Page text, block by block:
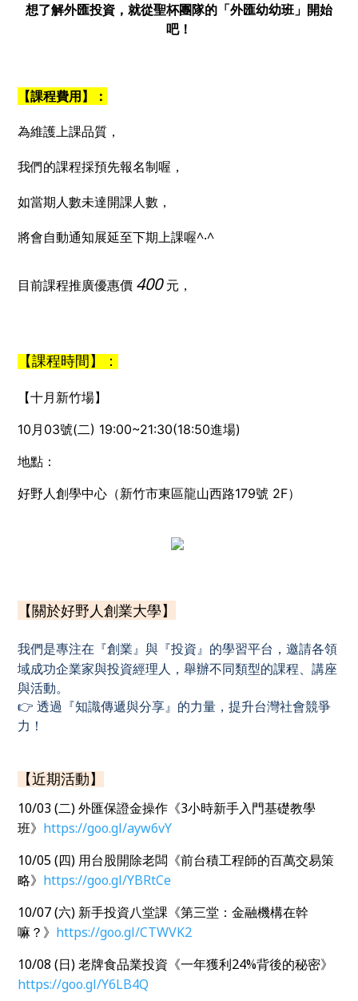
想了解外匯投資，就從聖杯團隊的「外匯幼幼班」開始
吧！
【課程費用】：
為維護上課品質，
我們的課程採預先報名制喔，
如當期人數未達開課人數，
將會自動通知展延至下期上課喔^‧^
目前課程推廣優惠價 400元，
【課程時間】：
【十月新竹場】
10月03號(二) 19:00~21:30(18:50進場)
地點：
好野人創學中心（新竹市東區龍山西路179號 2F）
【關於好野人創業大學】
我們是專注在『創業』與『投資』的學習平台，邀請各領
域成功企業家與投資經理人，舉辦不同類型的課程、講座
與活動。
👉透過『知識傳遞與分享』的力量，提升台灣社會競爭
力！
【近期活動】
10/03 (二)外匯保證金操作《3小時新手入門基礎教學
班》 https://goo.gl/ayw6vY
10/05 (四) 用台股開除老闆《前台積工程師的百萬交易策
略》 https://goo.gl/YBRtCe
10/07 (六) 新手投資八堂課《第三堂：金融機構在幹
嘛？》 https://goo.gl/CTWVK2
10/08 (日)老牌食品業投資《一年獲利24%背後的秘密》
https://goo.gl/Y6LB4Q